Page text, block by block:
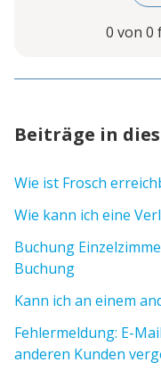
0 von 0
Beiträge in
Wie ist Frosch
Wie kann ich eine
Buchung
Buchung
Kann ich an einem
Fehlermeldung: E-
anderen Kunden